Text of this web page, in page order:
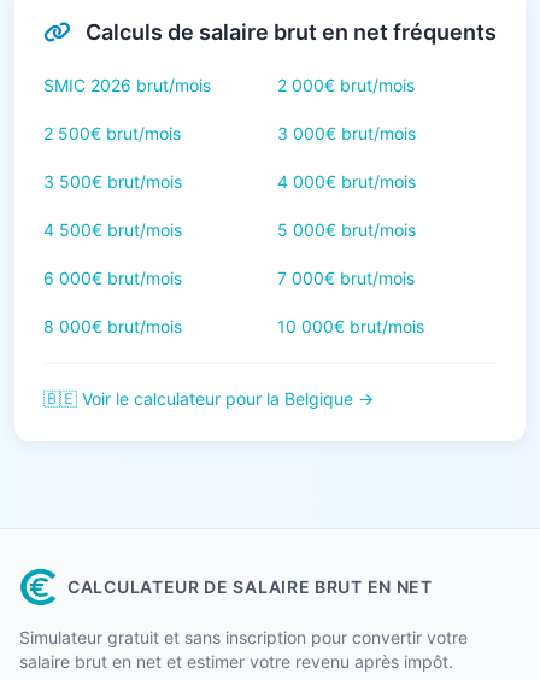
Calculs de salaire brut en net fréquents
SMIC 2026 brut/mois 2 000€ brut/mois
2 500€ brut/mois 3 000€ brut/mois
3 500€ brut/mois 4 000€ brut/mois
4 500€ brut/mois 5 000€ brut/mois
6 000€ brut/mois 7 000€ brut/mois
8 000€ brut/mois 10 000€ brut/mois
🇧🇪 Voir le calculateur pour la Belgique →
CALCULATEUR DE SALAIRE BRUT EN NET
Simulateur gratuit et sans inscription pour convertir votre
salaire brut en net et estimer votre revenu après impôt.